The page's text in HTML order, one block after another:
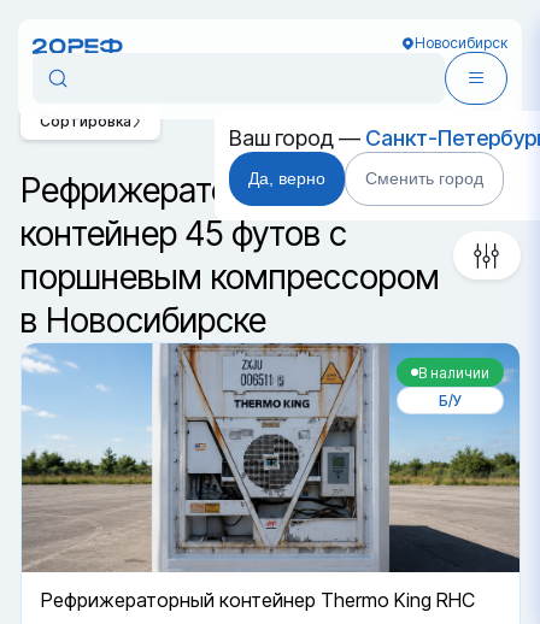
Новосибирск
Ваш город — Санкт-
Да, верно Сменить город
Рефрижераторный
контейнер 45 футов с
поршневым компрессором
в Новосибирске
Сортировка
В наличии
Б/У
Рефрижераторный контейнер Thermo King RHC